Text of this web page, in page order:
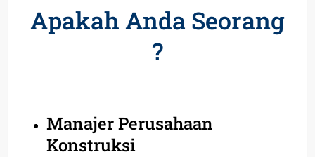
Apakah Anda Seorang
?
Manajer Perusahaan
Konstruksi